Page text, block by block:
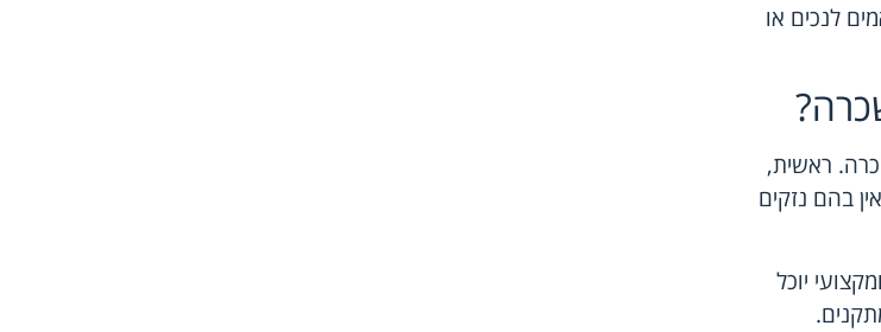
לנכים או
ראשית,
בהם נזקים
יוכל